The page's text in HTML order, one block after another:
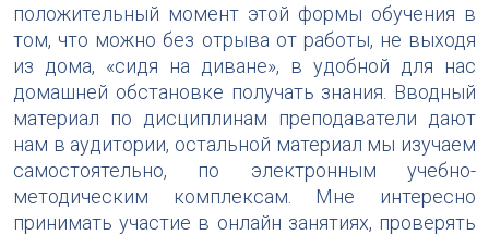
положительный момент этой формы обучения в
том, что можно без отрыва от работы, не выходя
из дома, «сидя на диване», в удобной для нас
домашней обстановке получать знания. Вводный
материал по дисциплинам преподаватели дают
нам в аудитории, остальной материал мы изучаем
самостоятельно, по электронным учебно-
методическим комплексам. Мне интересно
принимать участие в онлайн занятиях, проверять